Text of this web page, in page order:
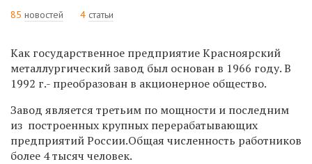
85 новостей 4 статьи
Как государственное предприятие Красноярский
металлургический завод был основан в 1966 году. В
1992 г.- преобразован в акционерное общество.
Завод является третьим по мощности и последним
из построенных крупных перерабатывающих
предприятий России.Общая численность работников
более 4 тысяч человек.